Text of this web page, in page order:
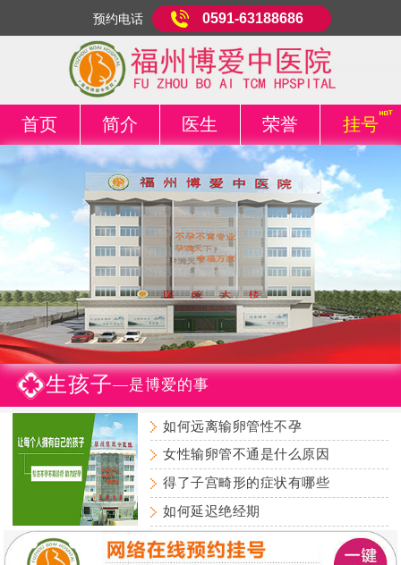
预约电话 0591-63188686
首页 简介 医生 荣誉 挂号
生孩子—是博爱的事
如何远离输卵管性不孕
女性输卵管不通是什么原因
得了子宫畸形的症状有哪些
如何延迟绝经期